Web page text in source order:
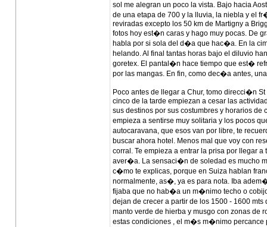
sol me alegran un poco la vista. Bajo hacia
de una etapa de 700 y la lluvia, la niebla y el
reviradas excepto los 50 km de Martigny a
fotos hoy est�n caras y hago muy pocas. De
habla por si sola del d�a que hac�a. En la
helando. Al final tantas horas bajo el diluvio
goretex. El pantal�n hace tiempo que est�
por las mangas. En fin, como dec�a antes,
Poco antes de llegar a Chur, tomo direcci�n
cinco de la tarde empiezan a cesar las
sus destinos por sus costumbres y horarios
empieza a sentirse muy solitaria y los pocos
autocaravana, que esos van por libre, te
buscar ahora hotel. Menos mal que voy con
corral. Te empieza a entrar la prisa por llegar
aver�a. La sensaci�n de soledad es mucho
c�mo te explicas, porque en Suiza hablan
normalmente, as�, ya es para nota. Iba
fijaba que no hab�a un m�nimo techo o
dejan de crecer a partir de los 1500 - 1600
manto verde de hierba y musgo con zonas de
estas condiciones , el m�s m�nimo percance